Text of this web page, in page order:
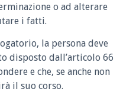
o ad alterare
i fatti.
la persona deve
disposto dall’articolo 66
e che, se anche non
il suo corso.